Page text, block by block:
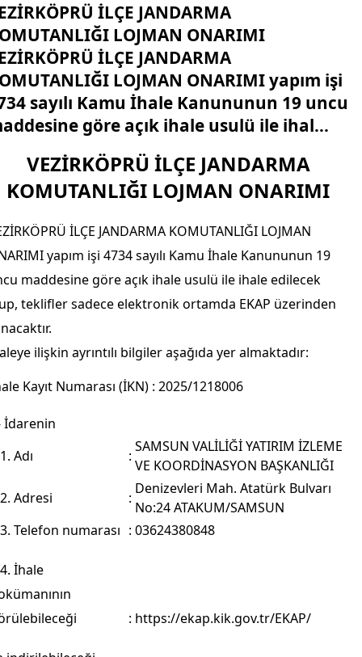
İLÇE JANDARMA
LOJMAN ONARIMI
İLÇE JANDARMA
LOJMAN ONARIMI yapım işi
sayılı Kamu İhale Kanununun 19 uncu
göre açık ihale usulü ile ihal...
VEZİRKÖPRÜ İLÇE JANDARMA
KOMUTANLIĞI LOJMAN ONARIMI
İLÇE JANDARMA KOMUTANLIĞI LOJMAN
yapım işi 4734 sayılı Kamu İhale Kanununun 19
maddesine göre açık ihale usulü ile ihale edilecek
teklifler sadece elektronik ortamda EKAP üzerinden
ilişkin ayrıntılı bilgiler aşağıda yer almaktadır:
Kayıt Numarası (İKN) : 2025/1218006
İdarenin
Adı
:
SAMSUN VALİLİĞİ YATIRIM İZLEME
VE KOORDİNASYON BAŞKANLIĞI
Adresi
:
Denizevleri Mah. Atatürk Bulvarı
No:24 ATAKUM/SAMSUN
Telefon numarası : 03624380848
İhale
: https://ekap.kik.gov.tr/EKAP/